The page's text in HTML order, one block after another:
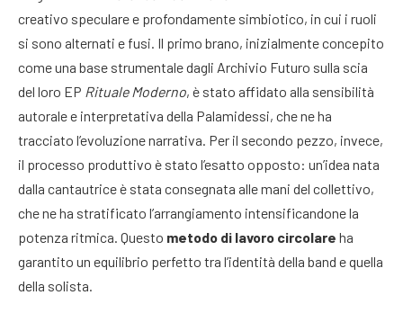
creativo speculare e profondamente simbiotico, in cui i ruoli
si sono alternati e fusi. Il primo brano, inizialmente concepito
come una base strumentale dagli Archivio Futuro sulla scia
del loro EP Rituale Moderno, è stato affidato alla sensibilità
autorale e interpretativa della Palamidessi, che ne ha
tracciato l’evoluzione narrativa. Per il secondo pezzo, invece,
il processo produttivo è stato l’esatto opposto: un’idea nata
dalla cantautrice è stata consegnata alle mani del collettivo,
che ne ha stratificato l’arrangiamento intensificandone la
potenza ritmica. Questo metodo di lavoro circolare ha
garantito un equilibrio perfetto tra l’identità della band e quella
della solista.